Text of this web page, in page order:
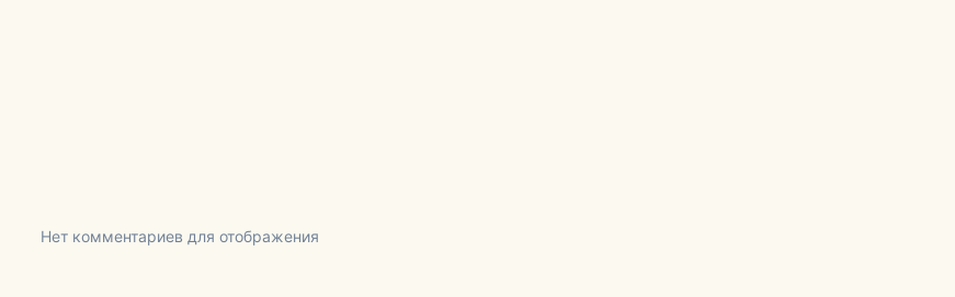
Нет комментариев для отображения